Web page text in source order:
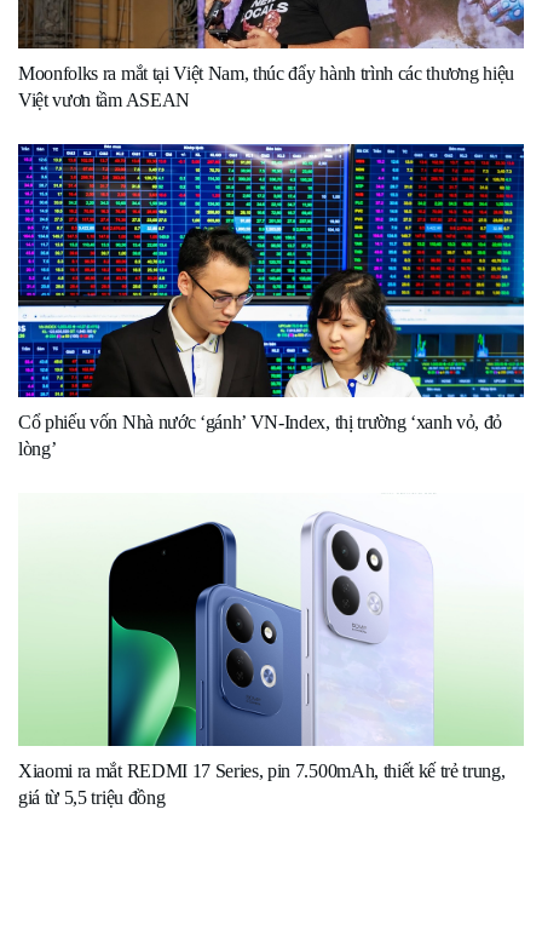
Moonfolks ra mắt tại Việt Nam, thúc đẩy hành trình các thương hiệu
Việt vươn tầm ASEAN
Cổ phiếu vốn Nhà nước ‘gánh’ VN-Index, thị trường ‘xanh vỏ, đỏ
lòng’
Xiaomi ra mắt REDMI 17 Series, pin 7.500mAh, thiết kế trẻ trung,
giá từ 5,5 triệu đồng